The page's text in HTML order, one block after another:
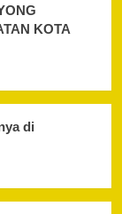
KOTA
di